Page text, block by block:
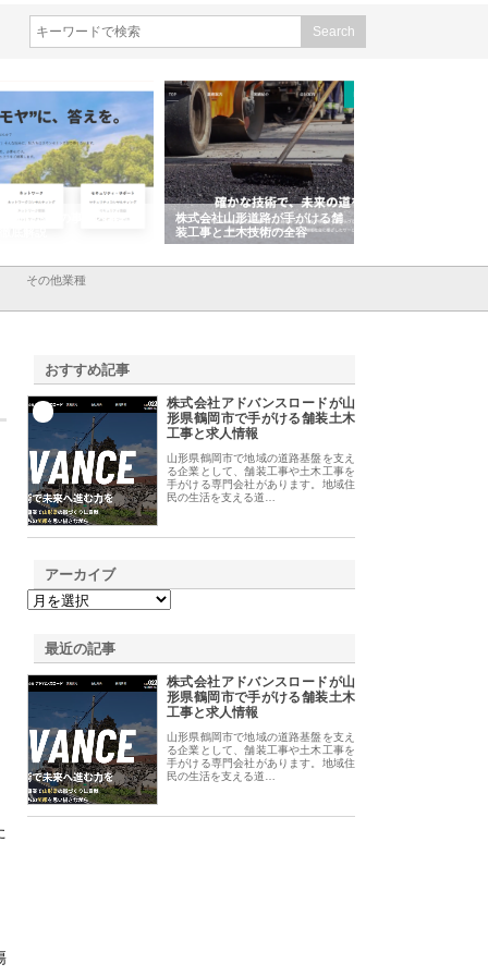
社ＣＳＡの事業内容と強
株式会社山形道路が手がける舗
装工事と土木技術の全容
その他業種
おすすめ記事
株式会社アドバンスロードが山
形県鶴岡市で手がける舗装土木
工事と求人情報
山形県鶴岡市で地域の道路基盤を支え
る企業として、舗装工事や土木工事を
手がける専門会社があります。地域住
民の生活を支える道…
アーカイブ
最近の記事
株式会社アドバンスロードが山
形県鶴岡市で手がける舗装土木
工事と求人情報
山形県鶴岡市で地域の道路基盤を支え
る企業として、舗装工事や土木工事を
手がける専門会社があります。地域住
民の生活を支える道…